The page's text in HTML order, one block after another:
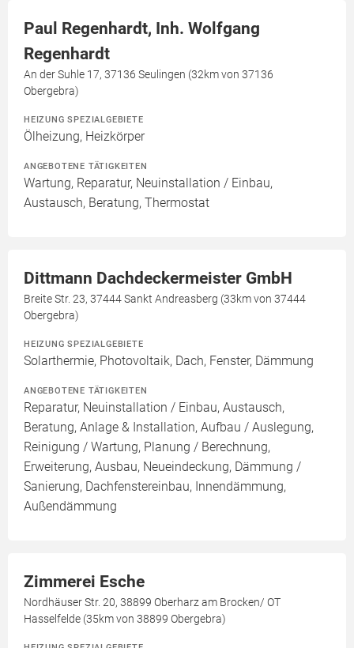
Paul Regenhardt, Inh. Wolfgang
Regenhardt
An der Suhle 17, 37136 Seulingen (32km von 37136
Obergebra)
HEIZUNG SPEZIALGEBIETE
Ölheizung, Heizkörper
ANGEBOTENE TÄTIGKEITEN
Wartung, Reparatur, Neuinstallation / Einbau,
Austausch, Beratung, Thermostat
Dittmann Dachdeckermeister GmbH
Breite Str. 23, 37444 Sankt Andreasberg (33km von 37444
Obergebra)
HEIZUNG SPEZIALGEBIETE
Solarthermie, Photovoltaik, Dach, Fenster, Dämmung
ANGEBOTENE TÄTIGKEITEN
Reparatur, Neuinstallation / Einbau, Austausch,
Beratung, Anlage & Installation, Aufbau / Auslegung,
Reinigung / Wartung, Planung / Berechnung,
Erweiterung, Ausbau, Neueindeckung, Dämmung /
Sanierung, Dachfenstereinbau, Innendämmung,
Außendämmung
Zimmerei Esche
Nordhäuser Str. 20, 38899 Oberharz am Brocken/ OT
Hasselfelde (35km von 38899 Obergebra)